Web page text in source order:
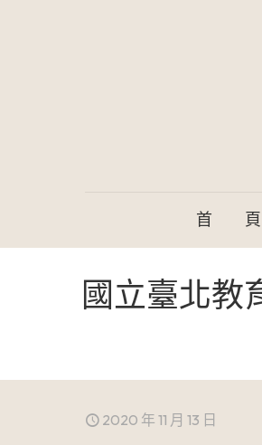
首 頁
國立臺北教
2020 年 11 月 13 日